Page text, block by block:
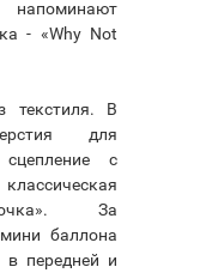
напоминают
- «Why Not
текстиля. В
для
сцепление с
За
баллона
в передней и